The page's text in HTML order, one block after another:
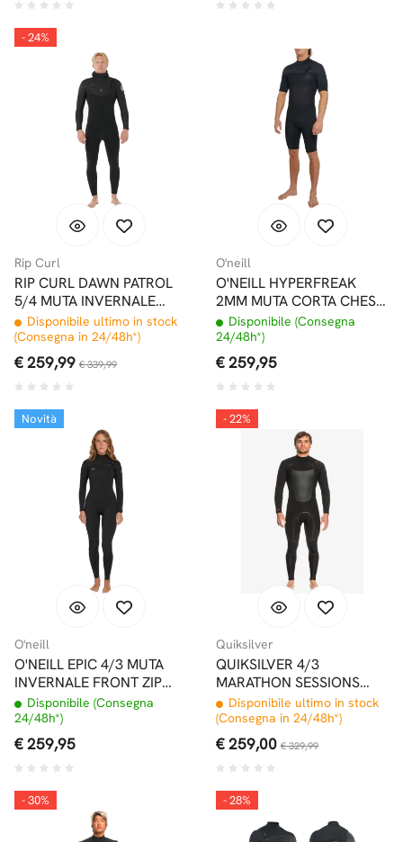
- 24%
Rip Curl
RIP CURL DAWN PATROL
5/4 MUTA INVERNALE
CHEST ZIP CON
CAPPUCCIO
Disponibile ultimo in stock
(Consegna in 24/48h*)
€ 259,99 € 339,99
O'neill
O'NEILL HYPERFREAK
2MM MUTA CORTA CHEST
ZIP BLACK
Disponibile (Consegna
24/48h*)
€ 259,95
Novità
O'neill
O'NEILL EPIC 4/3 MUTA
INVERNALE FRONT ZIP
BLACK DONNA BLACK
Disponibile (Consegna
24/48h*)
€ 259,95
- 22%
Quiksilver
QUIKSILVER 4/3
MARATHON SESSIONS
CHEST ZIP MUTA INTERA
BLACK
Disponibile ultimo in stock
(Consegna in 24/48h*)
€ 259,00 € 329,99
- 30% - 28%